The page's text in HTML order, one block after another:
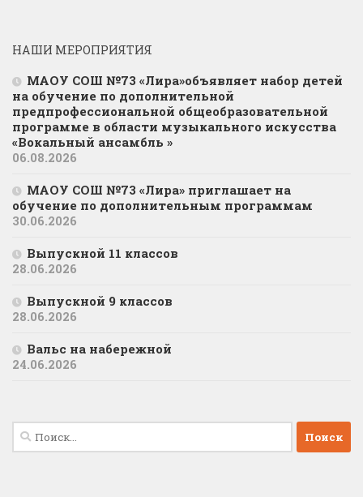
НАШИ МЕРОПРИЯТИЯ
МАОУ СОШ №73 «Лира»объявляет набор детей
на обучение по дополнительной
предпрофессиональной общеобразовательной
программе в области музыкального искусства
«Вокальный ансамбль »
06.08.2026
МАОУ СОШ №73 «Лира» приглашает на
обучение по дополнительным программам
30.06.2026
Выпускной 11 классов
28.06.2026
Выпускной 9 классов
28.06.2026
Вальс на набережной
24.06.2026
Найти: